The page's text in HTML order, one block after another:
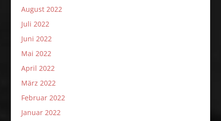
August 2022
Juli 2022
Juni 2022
Mai 2022
April 2022
März 2022
Februar 2022
Januar 2022